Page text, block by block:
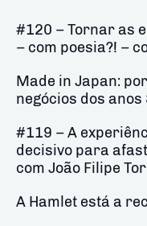
#120 – Tornar as
– com poesia?! –
Made in Japan:
negócios dos anos
#119 – A
decisivo para
com João Filipe
A Hamlet está a